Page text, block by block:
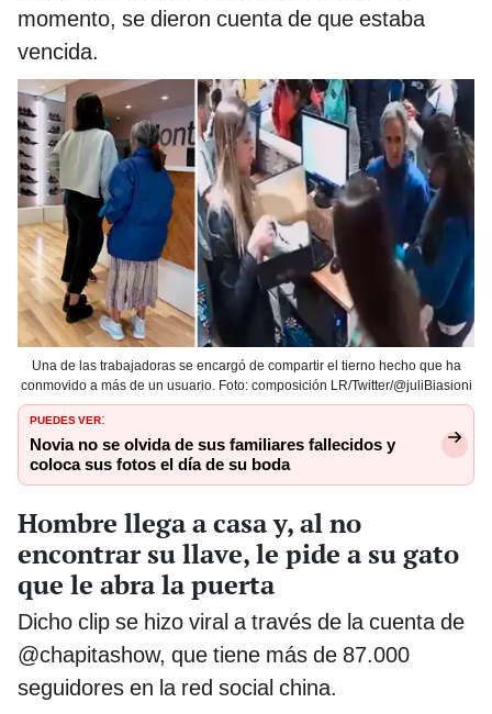
momento, se dieron cuenta de que estaba
vencida.
Una de las trabajadoras se encargó de compartir el tierno hecho que ha
conmovido a más de un usuario. Foto: composición LR/Twitter/@juliBiasioni
PUEDES VER:
Novia no se olvida de sus familiares fallecidos y
coloca sus fotos el día de su boda
Hombre llega a casa y, al no
encontrar su llave, le pide a su gato
que le abra la puerta
Dicho clip se hizo viral a través de la cuenta de
@chapitashow, que tiene más de 87.000
seguidores en la red social china.